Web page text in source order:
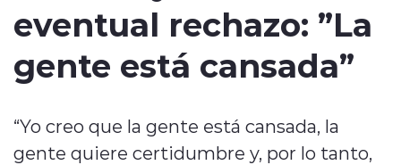
Internacional
Deportes
Quienes Somos
eventual rechazo: ”La
gente está cansada”
“Yo creo que la gente está cansada, la
gente quiere certidumbre y, por lo tanto,